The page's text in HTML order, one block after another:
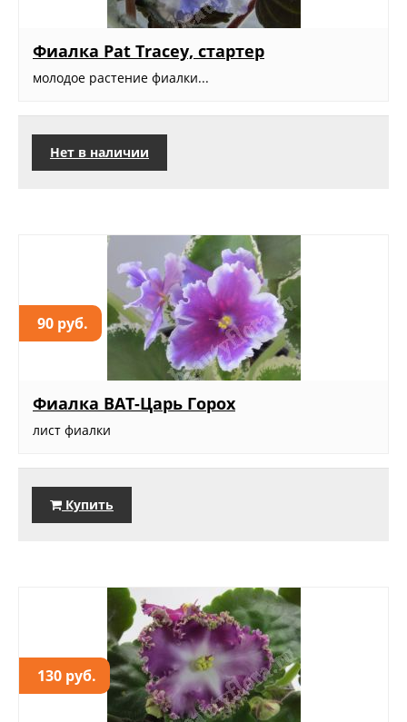
Фиалка Pat Tracey, стартер
молодое растение фиалки...
Нет в наличии
90 руб.
Фиалка ВАТ-Царь Горох
лист фиалки
Купить
130 руб.